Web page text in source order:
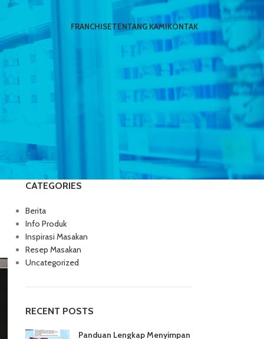
FRANCHISETENTANG KAMIKONTAK
CATEGORIES
Berita
Info Produk
Inspirasi Masakan
Resep Masakan
Uncategorized
RECENT POSTS
Panduan Lengkap Menyimpan